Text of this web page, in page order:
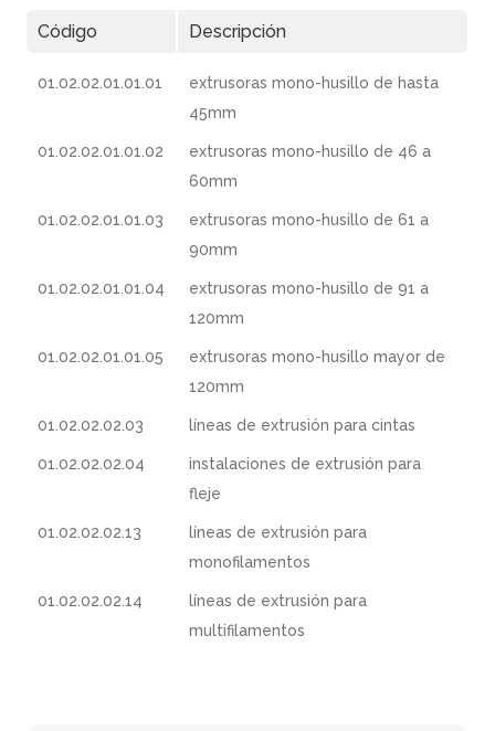
Código Descripción
01.02.02.01.01.01
extrusoras mono-husillo de hasta
45mm
01.02.02.01.01.02
extrusoras mono-husillo de 46 a
60mm
01.02.02.01.01.03
extrusoras mono-husillo de 61 a
90mm
01.02.02.01.01.04
extrusoras mono-husillo de 91 a
120mm
01.02.02.01.01.05
extrusoras mono-husillo mayor de
120mm
01.02.02.02.03 líneas de extrusión para cintas
01.02.02.02.04
instalaciones de extrusión para
fleje
01.02.02.02.13
líneas de extrusión para
monofilamentos
01.02.02.02.14
líneas de extrusión para
multifilamentos